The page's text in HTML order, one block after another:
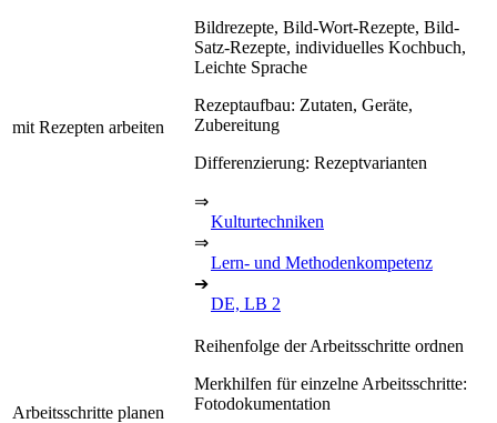
mit Rezepten arbeiten
Bildrezepte, Bild-Wort-Rezepte, Bild-
Satz-Rezepte, individuelles Kochbuch,
Leichte Sprache
Rezeptaufbau: Zutaten, Geräte,
Zubereitung
Differenzierung: Rezeptvarianten
⇒
Kulturtechniken
⇒
Lern- und Methodenkompetenz
➔
DE, LB 2
Arbeitsschritte planen
Reihenfolge der Arbeitsschritte ordnen
Merkhilfen für einzelne Arbeitsschritte:
Fotodokumentation